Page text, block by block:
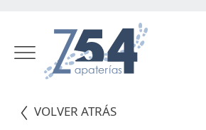
VOLVER ATRÁS